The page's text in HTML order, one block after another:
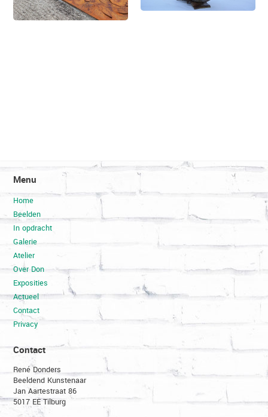
Menu
Home
Beelden
In opdracht
Galerie
Atelier
Over Don
Exposities
Actueel
Contact
Privacy
Contact
René Donders
Beeldend Kunstenaar
Jan Aartestraat 86
5017 EE Tilburg